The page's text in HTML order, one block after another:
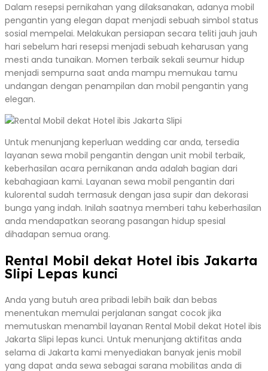
Dalam resepsi pernikahan yang dilaksanakan, adanya mobil
pengantin yang elegan dapat menjadi sebuah simbol status
sosial mempelai. Melakukan persiapan secara teliti jauh jauh
hari sebelum hari resepsi menjadi sebuah keharusan yang
mesti anda tunaikan. Momen terbaik sekali seumur hidup
menjadi sempurna saat anda mampu memukau tamu
undangan dengan penampilan dan mobil pengantin yang
elegan.
Untuk menunjang keperluan wedding car anda, tersedia
layanan sewa mobil pengantin dengan unit mobil terbaik,
keberhasilan acara pernikanan anda adalah bagian dari
kebahagiaan kami. Layanan sewa mobil pengantin dari
kulorental sudah termasuk dengan jasa supir dan dekorasi
bunga yang indah. Inilah saatnya memberi tahu keberhasilan
anda mendapatkan seorang pasangan hidup spesial
dihadapan semua orang.
Rental Mobil dekat Hotel ibis Jakarta
Slipi Lepas kunci
Anda yang butuh area pribadi lebih baik dan bebas
menentukan memulai perjalanan sangat cocok jika
memutuskan menambil layanan Rental Mobil dekat Hotel ibis
Jakarta Slipi lepas kunci. Untuk menunjang aktifitas anda
selama di Jakarta kami menyediakan banyak jenis mobil
yang dapat anda sewa sebagai sarana mobilitas anda di